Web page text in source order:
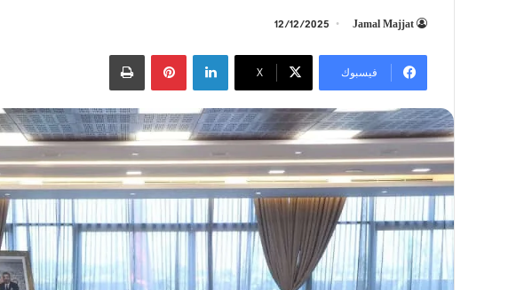
Jamal Majjat
12/12/2025
فيسبوك ‫X
لينكدإن بينتيريست